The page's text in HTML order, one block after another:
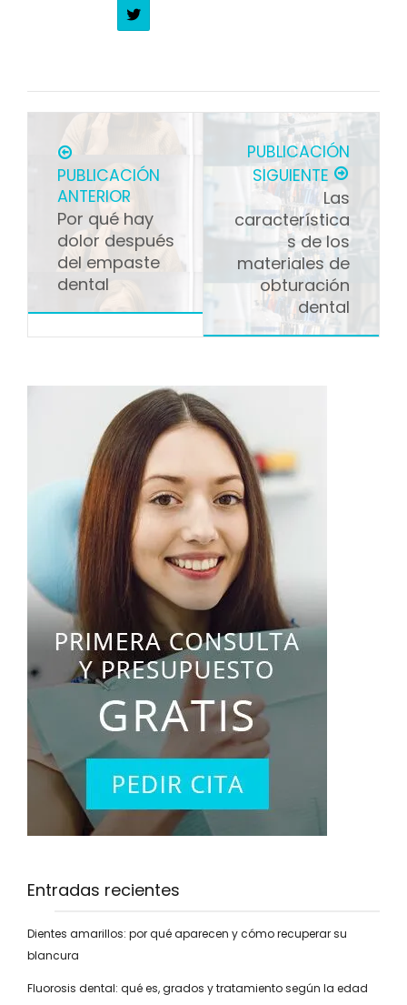
PUBLICACIÓN
ANTERIOR
Por qué hay
dolor después
del empaste
dental
PUBLICACIÓN
SIGUIENTE
Las
característica
s de los
materiales de
obturación
dental
Entradas recientes
Dientes amarillos: por qué aparecen y cómo recuperar su
blancura
Fluorosis dental: qué es, grados y tratamiento según la edad